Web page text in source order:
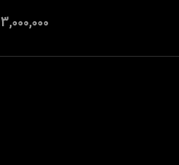
3,000,000 تومان